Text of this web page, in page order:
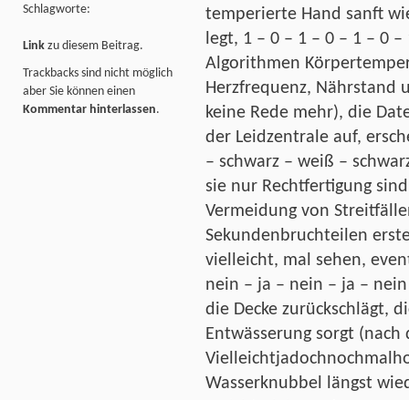
temperierte Hand sanft
legt, 1 – 0 – 1 – 0 – 1 – 0
Algorithmen
Herzfrequenz, Nährstand
keine Rede mehr), die
der Leidzentrale auf,
– schwarz – weiß –
sie nur Rechtfertigung
Vermeidung von
Sekundenbruchteilen
vielleicht, mal sehen,
nein – ja – nein – ja –
die Decke zurückschlägt,
Entwässerung sorgt
Wasserknubbel längst
Schlagworte:
Link zu diesem Beitrag.
Trackbacks sind nicht möglich
aber Sie können einen
Kommentar hinterlassen.